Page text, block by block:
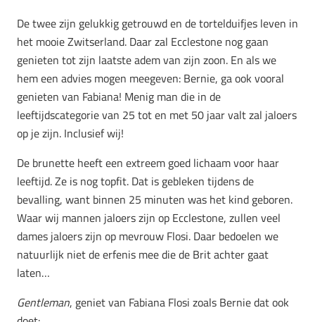
De twee zijn gelukkig getrouwd en de tortelduifjes leven in
het mooie Zwitserland. Daar zal Ecclestone nog gaan
genieten tot zijn laatste adem van zijn zoon. En als we
hem een advies mogen meegeven: Bernie, ga ook vooral
genieten van Fabiana! Menig man die in de
leeftijdscategorie van 25 tot en met 50 jaar valt zal jaloers
op je zijn. Inclusief wij!
De brunette heeft een extreem goed lichaam voor haar
leeftijd. Ze is nog topfit. Dat is gebleken tijdens de
bevalling, want binnen 25 minuten was het kind geboren.
Waar wij mannen jaloers zijn op Ecclestone, zullen veel
dames jaloers zijn op mevrouw Flosi. Daar bedoelen we
natuurlijk niet de erfenis mee die de Brit achter gaat
laten…
Gentleman, geniet van Fabiana Flosi zoals Bernie dat ook